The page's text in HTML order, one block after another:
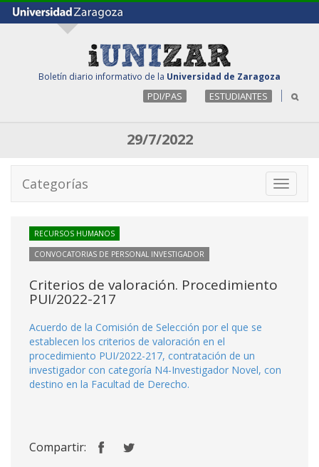
Boletín diario informativo de la Universidad de Zaragoza
PDI/PAS ESTUDIANTES
29/7/2022
Toggle
Categorías
RECURSOS HUMANOS
CONVOCATORIAS DE PERSONAL INVESTIGADOR
Criterios de valoración. Procedimiento
PUI/2022-217
Acuerdo de la Comisión de Selección por el que se
establecen los criterios de valoración en el
procedimiento PUI/2022-217, contratación de un
investigador con categoría N4-Investigador Novel, con
destino en la Facultad de Derecho.
Compartir: